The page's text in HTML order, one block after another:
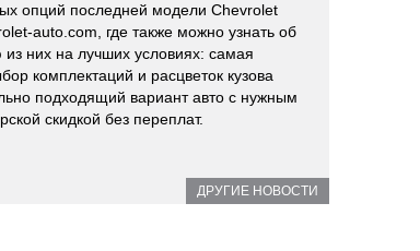
опций последней модели Chevrolet
auto.com, где также можно узнать об
них на лучших условиях: самая
комплектаций и расцветок кузова
подходящий вариант авто с нужным
скидкой без переплат.
ДРУГИЕ НОВОСТИ